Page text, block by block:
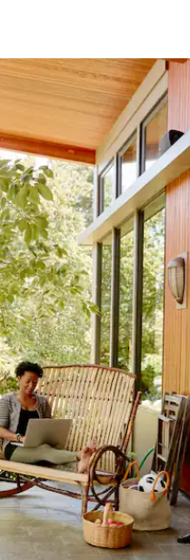
pour les parcourir ou en